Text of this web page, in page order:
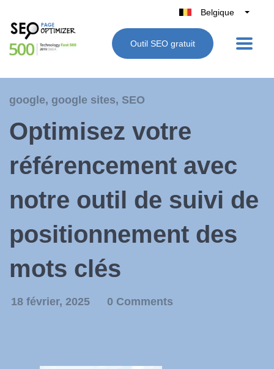
Belgique
België
Nederland
Outil SEO gratuit
google, google sites, SEO
Optimisez votre
référencement avec
notre outil de suivi de
positionnement des
mots clés
18 février, 2025 0 Comments